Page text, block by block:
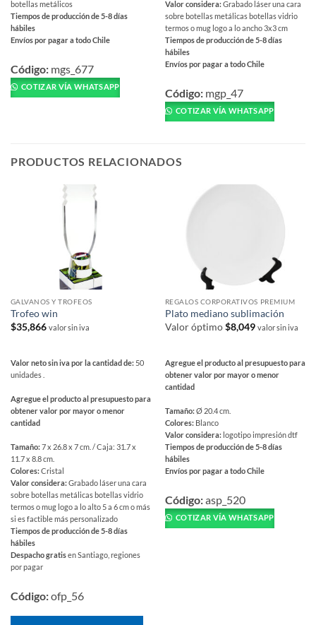
botellas metálicos
Tiempos de producción de 5-8 días
hábiles
Envíos por pagar a todo Chile
producto
tiene
múltiples
se
Código: mgs_677
COTIZAR VÍA WHATSAPP
Valor considera:Grabado láser una cara
sobre botellas metálicas botellas vidrio
termos o mug logo a lo ancho 3x3 cm
Tiempos de producción de 5-8 días
hábiles
Envíos por pagar a todo Chile
producto
tiene
múltiples
opciones
producto
Código: mgp_47
COTIZAR VÍA WHATSAPP
PRODUCTOS RELACIONADOS
GALVANOS Y TROFEOS
Trofeo win
$35,866 valor sin iva
Valor neto sin iva por la cantidad de: 50
unidades .
Agregue el producto al presupuesto para
obtener valor por mayor o menor
cantidad
Tamaño:7 x 26.8 x 7 cm. / Caja: 31.7 x
11.7 x 8.8 cm.
Colores:Cristal
Valor considera:Grabado láser una cara
sobre botellas metálicas botellas vidrio
termos o mug logo a lo alto 5 a 6 cm o más
si es factible más personalizado
Tiempos de producción de 5-8 días
hábiles
Despacho gratisen Santiago, regiones
por pagar
Código:ofp_56
REGALOS CORPORATIVOS PREMIUM
Plato mediano sublimación
Valor óptimo$8,049 valor sin iva
Agregue el producto al presupuesto para
obtener valor por mayor o menor
cantidad
Tamaño:Ø 20.4 cm.
Colores: Blanco
Valor considera: logotipo impresión dtf
Tiempos de producción de 5-8 días
hábiles
Envíos por pagar a todo Chile
producto
tiene
múltiples
Código:asp_520
COTIZAR VÍA WHATSAPP